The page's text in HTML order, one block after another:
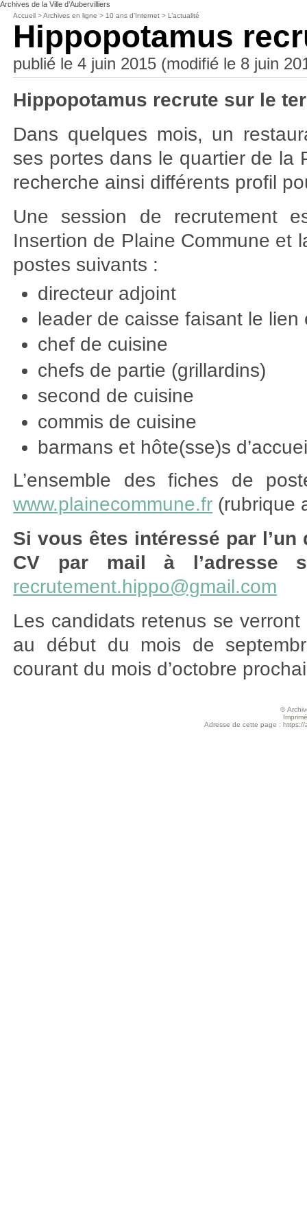
Archives de la Ville d’Aubervilliers
Accueil >Archives en ligne > 10 ans d’Internet >L’actualité
Hippopotamus
publié le 4 juin 2015 (modifié le 8 juin
Hippopotamus recrute sur le
Dans quelques mois, un
ses portes dans le quartier de la
recherche ainsi différents profil
Une session de recrutement
Insertion de Plaine Commune et
postes suivants :
directeur adjoint
leader de caisse faisant le
chef de cuisine
chefs de partie (grillardins)
second de cuisine
commis de cuisine
barmans et hôte(sse)s
L’ensemble des fiches de
www.plainecommune.fr (rubrique
Si vous êtes intéressé par
CV par mail à l’adresse
recrutement.hippo@gmail.com
Les candidats retenus se
au début du mois de
courant du mois d’octobre
©
Adresse de cette page : https://